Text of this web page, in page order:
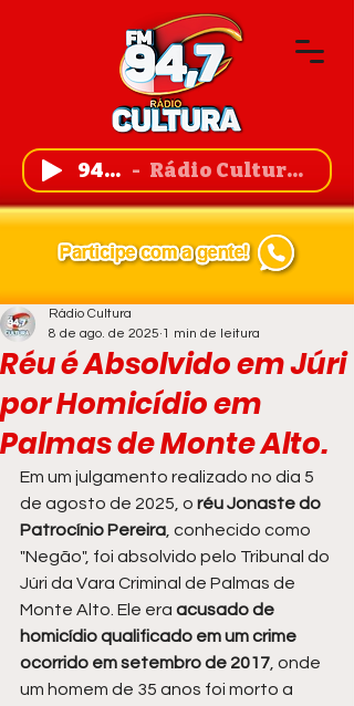
94,7 FM Rádio Cultura de Guanambi
Réu é Absolvido em Júri
por Homicídio em
Palmas de Monte Alto.
Rádio Cultura
8 de ago. de 2025 1 min de leitura
Em um julgamento realizado no dia 5
de agosto de 2025, o réu Jonaste do
Patrocínio Pereira , conhecido como
"Negão", foi absolvido pelo Tribunal do
Júri da Vara Criminal de Palmas de
Monte Alto. Ele era acusado de
homicídio qualificado em um crime
ocorrido em setembro de 2017 , onde
um homem de 35 anos foi morto a